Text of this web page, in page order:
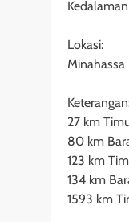
Lokasi:
Minahassa
27 km
80 km
123 km
134 km
1593 km